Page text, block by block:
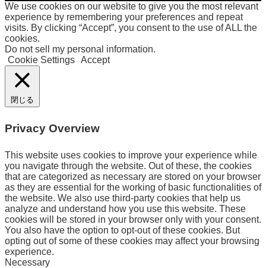
We use cookies on our website to give you the most relevant
experience by remembering your preferences and repeat
visits. By clicking “Accept”, you consent to the use of ALL the
cookies.
Do not sell my personal information.
Cookie Settings Accept
閉じる
Privacy Overview
This website uses cookies to improve your experience while
you navigate through the website. Out of these, the cookies
that are categorized as necessary are stored on your browser
as they are essential for the working of basic functionalities of
the website. We also use third-party cookies that help us
analyze and understand how you use this website. These
cookies will be stored in your browser only with your consent.
You also have the option to opt-out of these cookies. But
opting out of some of these cookies may affect your browsing
experience.
Necessary